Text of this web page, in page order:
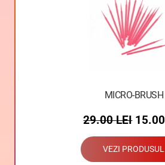
MICRO-BRUSH
29.00LEI 15.00
VEZI PRODUSUL